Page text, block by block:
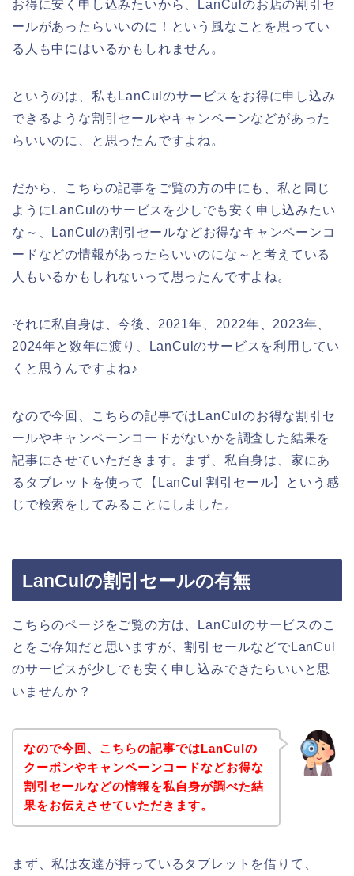
お得に安く申し込みたいから、LanCulのお店の割引セ
ールがあったらいいのに！という風なことを思ってい
る人も中にはいるかもしれません。
というのは、私もLanCulのサービスをお得に申し込み
できるような割引セールやキャンペーンなどがあった
らいいのに、と思ったんですよね。
だから、こちらの記事をご覧の方の中にも、私と同じ
ようにLanCulのサービスを少しでも安く申し込みたい
な～、LanCulの割引セールなどお得なキャンペーンコ
ードなどの情報があったらいいのにな～と考えている
人もいるかもしれないって思ったんですよね。
それに私自身は、今後、2021年、2022年、2023年、
2024年と数年に渡り、LanCulのサービスを利用してい
くと思うんですよね♪
なので今回、こちらの記事ではLanCulのお得な割引セ
ールやキャンペーンコードがないかを調査した結果を
記事にさせていただきます。まず、私自身は、家にあ
るタブレットを使って【LanCul 割引セール】という感
じで検索をしてみることにしました。
LanCulの割引セールの有無
こちらのページをご覧の方は、LanCulのサービスのこ
とをご存知だと思いますが、割引セールなどでLanCul
のサービスが少しでも安く申し込みできたらいいと思
いませんか？
なので今回、こちらの記事ではLanCulの
クーポンやキャンペーンコードなどお得な
割引セールなどの情報を私自身が調べた結
果をお伝えさせていただきます。
まず、私は友達が持っているタブレットを借りて、